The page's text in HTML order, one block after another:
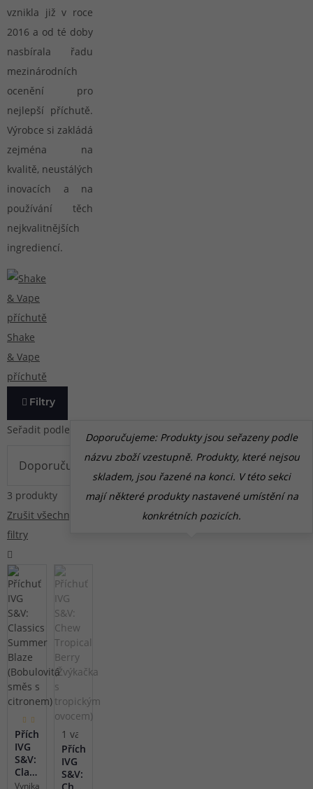
vznikla již v roce
2016 a od té doby
nasbírala řadu
mezinárodních
ocenění pro
nejlepší příchutě.
Výrobce si zakládá
zejména na
kvalitě, neustálých
inovacích a na
používání těch
nejkvalitnějších
ingrediencí.
Shake
& Vape
příchutě
Filtry
Seřadit podle
Doporučujeme: Produkty jsou seřazeny podle
názvu zboží vzestupně. Produkty, které nejsou
skladem, jsou řazené na konci. V této sekci
mají některé produkty nastavené umístění na
konkrétních pozicích.
3 produkty
Zrušit všechny
filtry
1 varianta (1)
Příchuť
IVG
S&V:
Classics
Summer
Vynikající
1 varianta
Příchuť
IVG
S&V: